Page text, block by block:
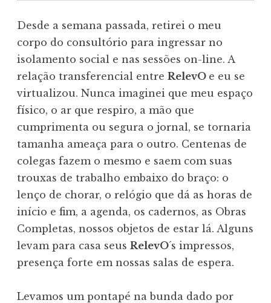
Desde a semana passada, retirei o meu
corpo do consultório para ingressar no
isolamento social e nas sessões on-line. A
relação transferencial entre RelevO e eu se
virtualizou. Nunca imaginei que meu espaço
físico, o ar que respiro, a mão que
cumprimenta ou segura o jornal, se tornaria
tamanha ameaça para o outro. Centenas de
colegas fazem o mesmo e saem com suas
trouxas de trabalho embaixo do braço: o
lenço de chorar, o relógio que dá as horas de
início e fim, a agenda, os cadernos, as Obras
Completas, nossos objetos de estar lá. Alguns
levam para casa seus RelevO´s impressos,
presença forte em nossas salas de espera.
Levamos um pontapé na bunda dado por